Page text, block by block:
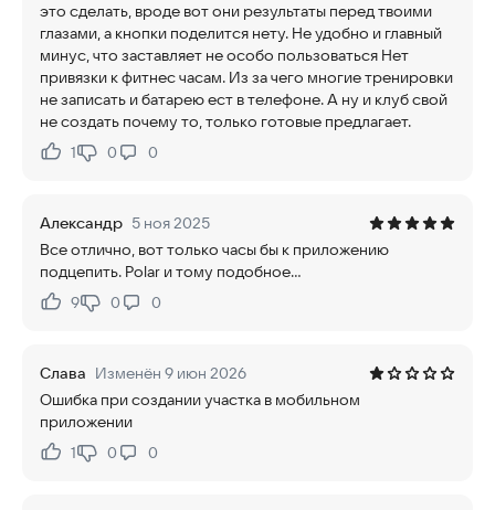
это сделать, вроде вот они результаты перед твоими
глазами, а кнопки поделится нету. Не удобно и главный
минус, что заставляет не особо пользоваться Нет
привязки к фитнес часам. Из за чего многие тренировки
не записать и батарею ест в телефоне. А ну и клуб свой
не создать почему то, только готовые предлагает.
Нравится:
1Не нравится:
0 0
Александр 5 ноя 2025
Все отлично, вот только часы бы к приложению
подцепить. Polar и тому подобное...
Нравится:
9Не нравится:
0 0
Слава Изменён 9 июн 2026
Ошибка при создании участка в мобильном
приложении
Нравится:
1Не нравится:
0 0